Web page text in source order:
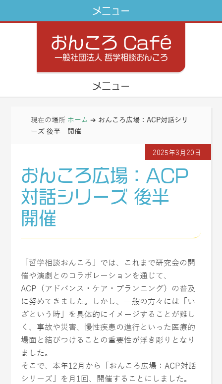
おんころ Café
一般社団法人 哲学相談おんころ
現在の場所 ホーム ➔ おんころ広場：ACP対話シリ
ーズ 後半 開催
2025年3月20日
おんころ広場：ACP
対話シリーズ 後半
開催
「哲学相談おんころ」では、これまで研究会の開
催や演劇とのコラボレーションを通じて、
ACP（アドバンス・ケア・プランニング）の普及
に努めてきました。しかし、一般の方々には「い
ざという時」を具体的にイメージすることが難し
く、事故や災害、慢性疾患の進行といった医療的
場面と結びつけることの重要性が浮き彫りとなり
ました。
そこで、本年12月から「おんころ広場：ACP対話
シリーズ」を月1回、開催することにしました。